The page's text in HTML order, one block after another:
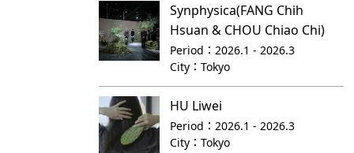
Synphysica(FANG Chih
Hsuan & CHOU Chiao Chi)
Period： 2026.1 - 2026.3
City：Tokyo
HU Liwei
Period： 2026.1 - 2026.3
City：Tokyo